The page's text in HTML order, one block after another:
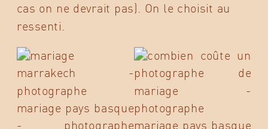
cas on ne devrait pas). On le choisit au
ressenti.